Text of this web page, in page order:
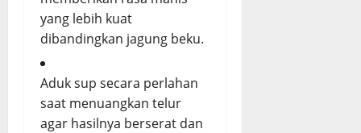
yang lebih kuat
dibandingkan jagung beku.
Aduk sup secara perlahan
saat menuangkan telur
agar hasilnya berserat dan